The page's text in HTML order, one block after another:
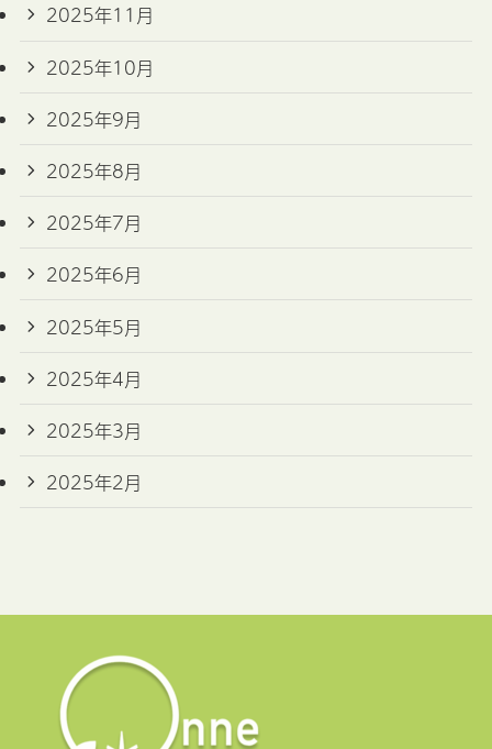
2025年11月
2025年10月
2025年9月
2025年8月
2025年7月
2025年6月
2025年5月
2025年4月
2025年3月
2025年2月